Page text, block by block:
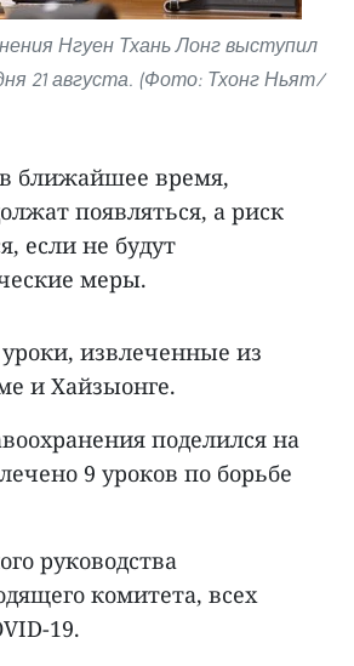
Нгуен Тхань Лонг выступил
21 августа. (Фото: Тхонг Ньят/
ближайшее время,
появляться, а риск
если не будут
меры.
извлеченные из
и Хайзыонге.
поделился на
9 уроков по борьбе
руководства
комитета, всех
19.